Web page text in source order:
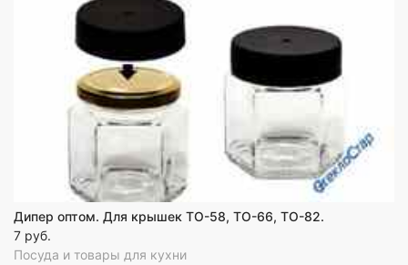
Дипер оптом. Для крышек ТО-58, ТО-66, ТО-82.
7 руб.
Посуда и товары для кухни